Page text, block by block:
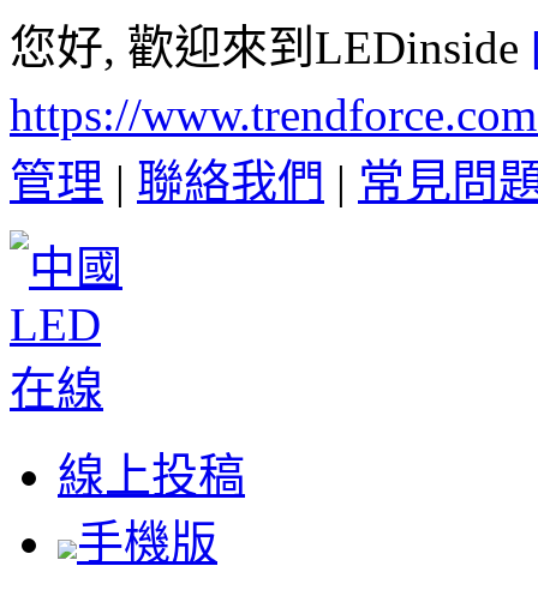
您好, 歡迎來到LEDinside
https://
管理 | 聯絡我們 | 常見問
線上投稿
手機版